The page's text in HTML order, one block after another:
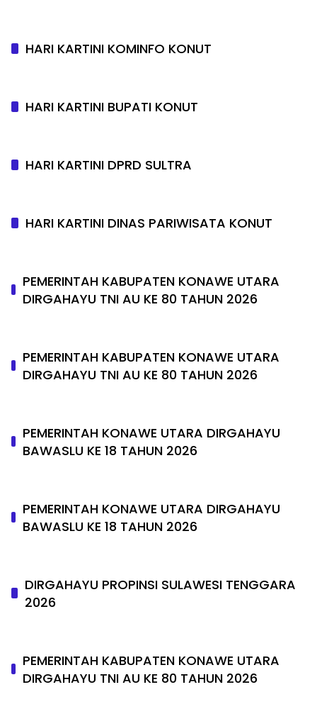
HARI KARTINI KOMINFO KONUT
HARI KARTINI BUPATI KONUT
HARI KARTINI DPRD SULTRA
HARI KARTINI DINAS PARIWISATA KONUT
PEMERINTAH KABUPATEN KONAWE UTARA
DIRGAHAYU TNI AU KE 80 TAHUN 2026
PEMERINTAH KABUPATEN KONAWE UTARA
DIRGAHAYU TNI AU KE 80 TAHUN 2026
PEMERINTAH KONAWE UTARA DIRGAHAYU
BAWASLU KE 18 TAHUN 2026
PEMERINTAH KONAWE UTARA DIRGAHAYU
BAWASLU KE 18 TAHUN 2026
DIRGAHAYU PROPINSI SULAWESI TENGGARA
2026
PEMERINTAH KABUPATEN KONAWE UTARA
DIRGAHAYU TNI AU KE 80 TAHUN 2026